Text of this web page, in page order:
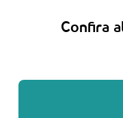
Confira